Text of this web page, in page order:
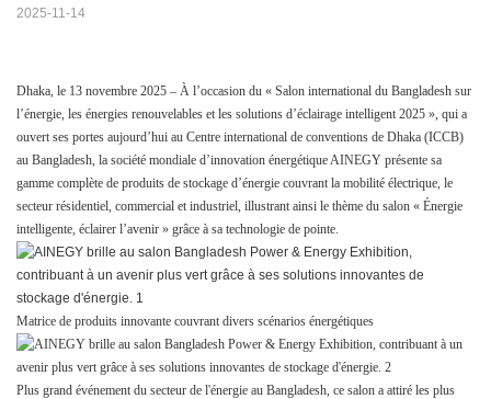
2025-11-14
Dhaka, le 13 novembre 2025 – À l’occasion du « Salon international du Bangladesh sur
l’énergie, les énergies renouvelables et les solutions d’éclairage intelligent 2025 », qui a
ouvert ses portes aujourd’hui au Centre international de conventions de Dhaka (ICCB)
au Bangladesh, la société mondiale d’innovation énergétique AINEGY présente sa
gamme complète de produits de stockage d’énergie couvrant la mobilité électrique, le
secteur résidentiel, commercial et industriel, illustrant ainsi le thème du salon « Énergie
intelligente, éclairer l’avenir » grâce à sa technologie de pointe.
Matrice de produits innovante couvrant divers scénarios énergétiques
Plus grand événement du secteur de l'énergie au Bangladesh, ce salon a attiré les plus